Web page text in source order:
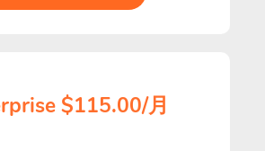
$115.00/月